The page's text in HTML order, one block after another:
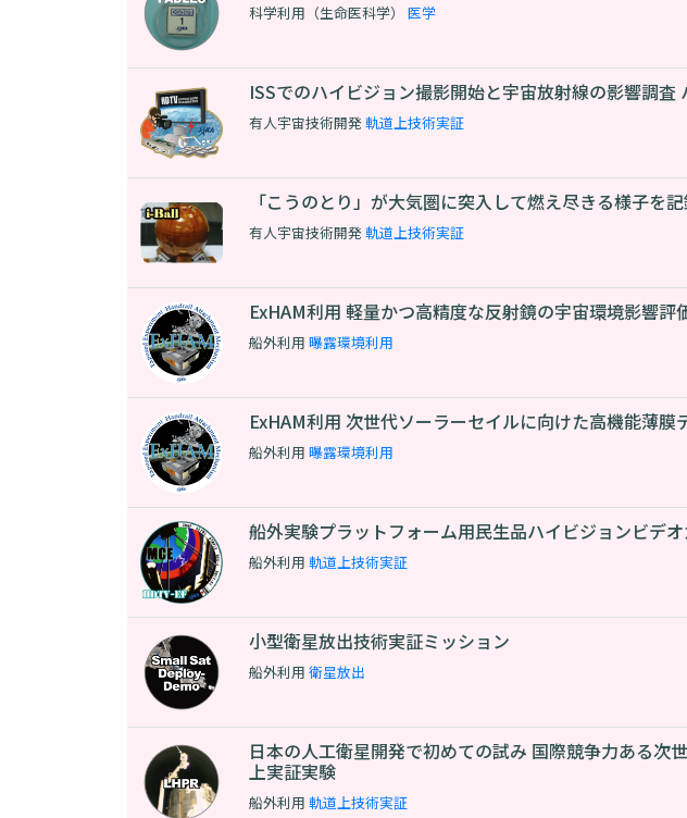
科学利用（生命医科学） 医学
ISSでのハイビジョン撮影開始と宇宙放射線の影響調査
有人宇宙技術開発軌道上技術実証
「こうのとり」が大気圏に突入して燃え尽きる様子
有人宇宙技術開発軌道上技術実証
ExHAM利用 軽量かつ高精度な反射鏡の宇宙環境影響評
船外利用 曝露環境利用
ExHAM利用 次世代ソーラーセイルに向けた高機能薄膜
船外利用 曝露環境利用
船外実験プラットフォーム用民生品ハイビジョンビデ
船外利用 軌道上技術実証
小型衛星放出技術実証ミッション
船外利用 衛星放出
日本の人工衛星開発で初めての試み 国際競争力ある次
上実証実験
船外利用 軌道上技術実証